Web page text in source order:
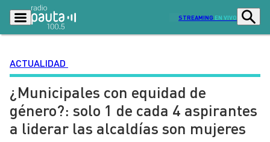
STREAMING EN VIVO
Podcasts
Lo Último Actualidad
Ciudad Economía
ACTUALIDAD
¿Municipales con equidad de
género?: solo 1 de cada 4 aspirantes
a liderar las alcaldías son mujeres